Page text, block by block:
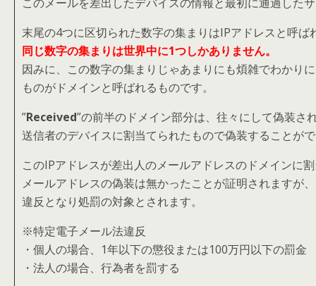
末尾の4つに区切られた数字の集まりはIPアドレスと呼
同じ数字の集まりは世界中に1つしかありません。
因みに、この数字の集まりじゃあまりにも煩雑でわかり
ものがドメインと呼ばれるものです。
”Received”の前半のドメイン部分は、往々にして偽装
送信者のデバイスに割当てられたもので偽装することが
このIPアドレスが差出人のメールアドレスのドメインに
メールアドレスの偽装は無かったことが証明されますが
違反となり処罰の対象とされます。
※特定電子メール法違反
・個人の場合、1年以下の懲役または100万円以下の罰金
・法人の場合、行為者を罰する